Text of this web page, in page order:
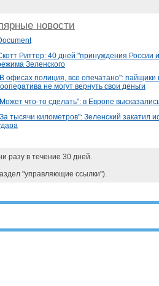
новости
Риттер: 40 дней "принуждения России
Зеленского
офисах полиция, все опечатано": пайщики
не могут вернуть свои деньги
что-то сделать": в Европе
тысячи километров": Зеленский закатил
разу в течение 30 дней.
"управляющие ссылки").